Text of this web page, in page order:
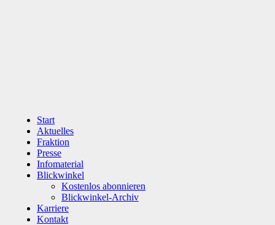
Start
Aktuelles
Fraktion
Presse
Infomaterial
Blickwinkel
Kostenlos abonnieren
Blickwinkel-Archiv
Karriere
Kontakt